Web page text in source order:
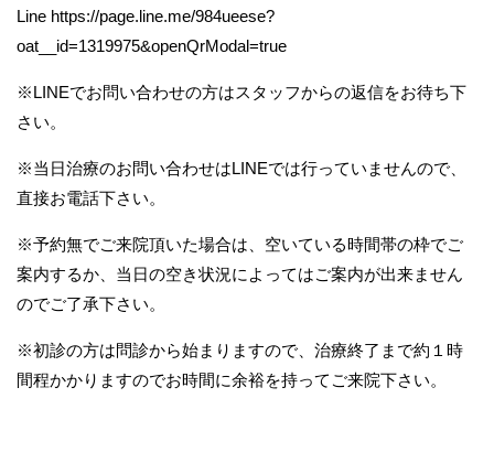
Line https://page.line.me/984ueese?
oat__id=1319975&openQrModal=true
※LINEでお問い合わせの方はスタッフからの返信をお待ち下
さい。
※当日治療のお問い合わせはLINEでは行っていませんので、
直接お電話下さい。
※予約無でご来院頂いた場合は、空いている時間帯の枠でご
案内するか、当日の空き状況によってはご案内が出来ません
のでご了承下さい。
※初診の方は問診から始まりますので、治療終了まで約１時
間程かかりますのでお時間に余裕を持ってご来院下さい。